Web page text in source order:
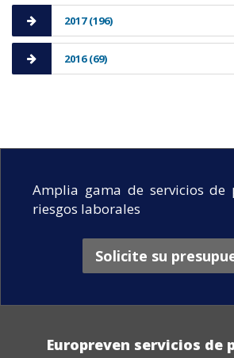
2017 (196)
2016 (69)
Amplia gama de servicios de
riesgos laborales
Solicite su
Europreven servicios de